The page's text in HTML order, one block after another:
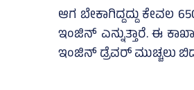
ಆಗ ಬೇಕಾಗಿದ್ದದ್ದು ಕೇವಲ
ಇಂಜಿನ್ ಎನ್ನುತ್ತಾರೆ. ಈ
ಇಂಜಿನ್ ಡ್ರೆವರ್ ಮುಚ್ಚಲು